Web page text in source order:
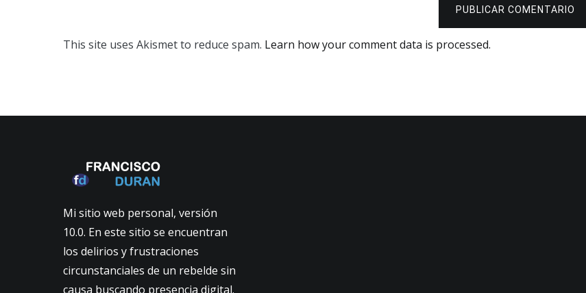
PUBLICAR COMENTARIO
This site uses Akismet to reduce spam. Learn how your comment data is processed.
Mi sitio web personal, versión
10.0. En este sitio se encuentran
los delirios y frustraciones
circunstanciales de un rebelde sin
causa buscando presencia digital.